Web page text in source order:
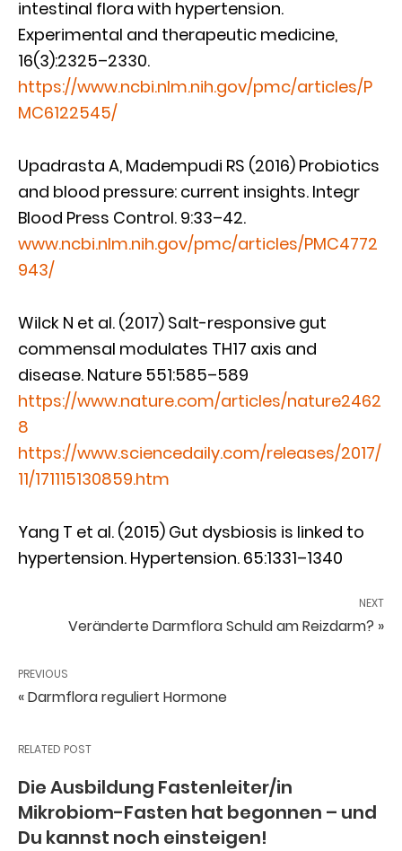
intestinal flora with hypertension.
Experimental and therapeutic medicine,
16(3):2325–2330.
https://www.ncbi.nlm.nih.gov/pmc/articles/P
MC6122545/
Upadrasta A, Madempudi RS (2016) Probiotics
and blood pressure: current insights. Integr
Blood Press Control. 9:33–42.
www.ncbi.nlm.nih.gov/pmc/articles/PMC4772
943/
Wilck N et al. (2017) Salt-responsive gut
commensal modulates TH17 axis and
disease. Nature 551:585–589
https://www.nature.com/articles/nature2462
8
https://www.sciencedaily.com/releases/2017/
11/171115130859.htm
Yang T et al. (2015) Gut dysbiosis is linked to
hypertension. Hypertension. 65:1331–1340
NEXT
Veränderte Darmflora Schuld am Reizdarm? »
PREVIOUS
« Darmflora reguliert Hormone
RELATED POST
Die Ausbildung Fastenleiter/in
Mikrobiom-Fasten hat begonnen – und
Du kannst noch einsteigen!